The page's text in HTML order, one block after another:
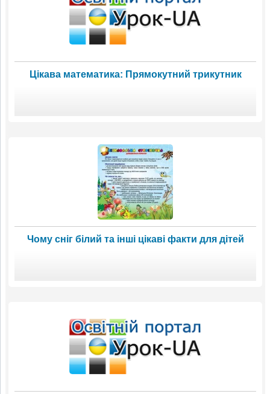
Цікава математика: Прямокутний трикутник
Чому сніг білий та інші цікаві факти для дітей